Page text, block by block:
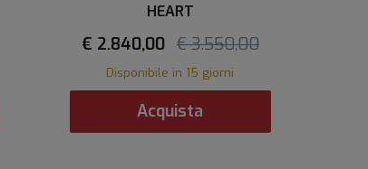
HEART
€ 2.840,00 € 3.550,00
Disponibile in 15 giorni
Acquista